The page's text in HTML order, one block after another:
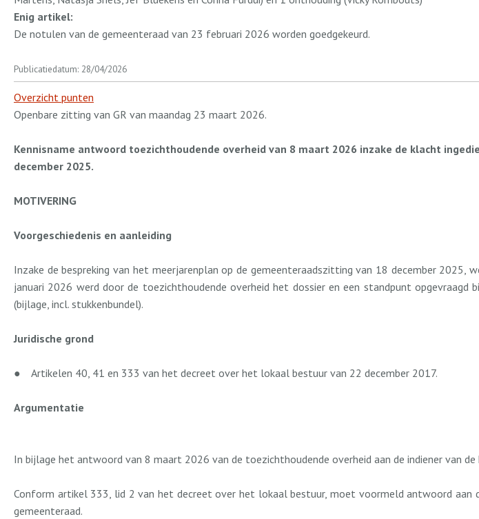
Enig artikel:
De notulen van de gemeenteraad van 23 februari 2026 worden goedgekeurd.
Publicatiedatum: 28/04/2026
Overzicht punten
Openbare zitting van GR van maandag 23 maart 2026.
Kennisname antwoord toezichthoudende overheid van 8 maart 2026 inzake de klacht
december 2025.
MOTIVERING
Voorgeschiedenis en aanleiding
Inzake de bespreking van het meerjarenplan op de gemeenteraadszitting van 18 december
januari 2026 werd door de toezichthoudende overheid het dossier en een standpunt
(bijlage, incl. stukkenbundel).
Juridische grond
● Artikelen 40, 41 en 333 van het decreet over het lokaal bestuur van 22 december 2017.
Argumentatie
In bijlage het antwoord van 8 maart 2026 van de toezichthoudende overheid aan de indiener van
Conform artikel 333, lid 2 van het decreet over het lokaal bestuur, moet voormeld antwoord aan
gemeenteraad.